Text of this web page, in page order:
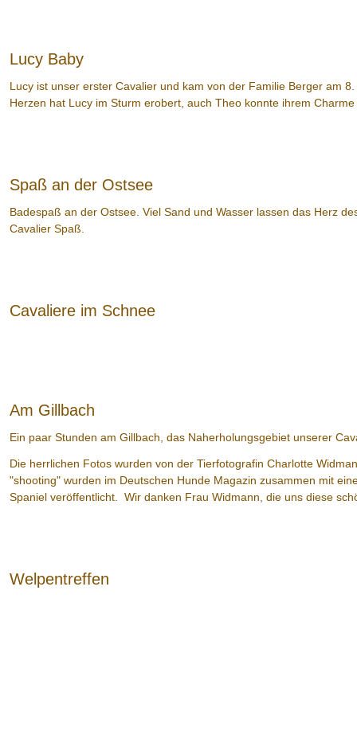
Lucy Baby
Lucy ist unser erster Cavalier und kam von der Familie Berger am
Herzen hat Lucy im Sturm erobert, auch Theo konnte ihrem
Spaß an der Ostsee
Badespaß an der Ostsee. Viel Sand und Wasser lassen das Herz
Cavalier Spaß.
Cavaliere im Schnee
Am Gillbach
Ein paar Stunden am Gillbach, das Naherholungsgebiet unserer
Die herrlichen Fotos wurden von der Tierfotografin Charlotte
"shooting" wurden im Deutschen Hunde Magazin zusammen mit
Spaniel veröffentlicht. Wir danken Frau Widmann, die uns diese
Welpentreffen